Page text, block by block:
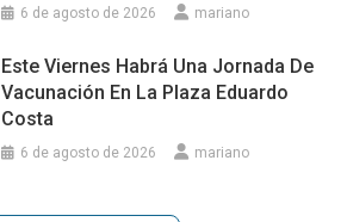
6 de agosto de 2026 mariano
Este Viernes Habrá Una Jornada De
Vacunación En La Plaza Eduardo
Costa
6 de agosto de 2026 mariano